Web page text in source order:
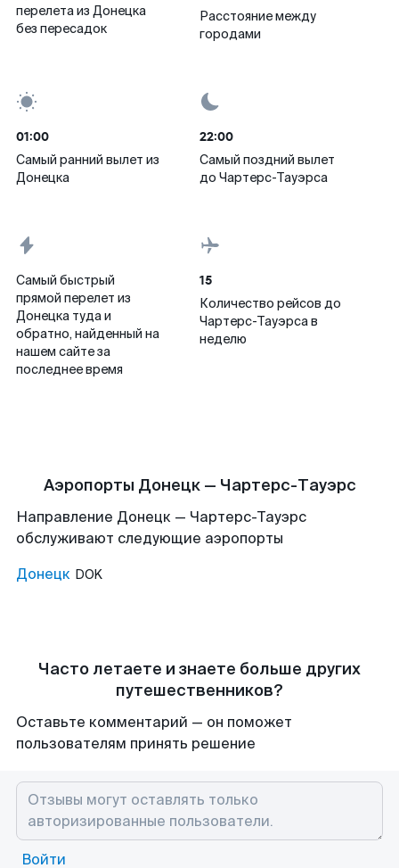
перелета из Донецка
без пересадок
Расстояние между
городами
01:00
Самый ранний вылет из
Донецка
22:00
Самый поздний вылет
до Чартерс-Тауэрса
Самый быстрый
прямой перелет из
Донецка туда и
обратно, найденный на
нашем сайте за
последнее время
15
Количество рейсов до
Чартерс-Тауэрса в
неделю
Аэропорты Донецк — Чартерс-Тауэрс
Направление Донецк — Чартерс-Тауэрс
обслуживают следующие аэропорты
Донецк DOK
Часто летаете и знаете больше других
путешественников?
Оставьте комментарий — он поможет
пользователям принять решение
Войти